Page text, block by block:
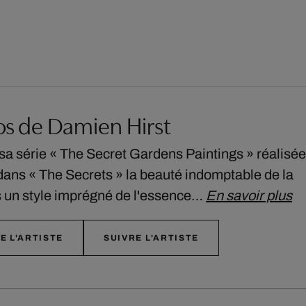
de Damien Hirst
série « The Secret Gardens Paintings » réalisée
« The Secrets » la beauté indomptable de la
style imprégné de l'essence… En savoir plus
L'ARTISTE SUIVRE L'ARTISTE